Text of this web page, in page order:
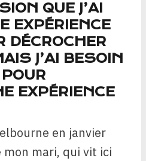
QUE J’AI
EXPÉRIENCE
DÉCROCHER
J’AI BESOIN
EXPÉRIENCE
en janvier
mon mari, qui vit ici